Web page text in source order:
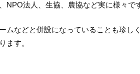
NPO法人、生協、農協など実に様々で
ムなどと併設になっていることも珍し
ます。